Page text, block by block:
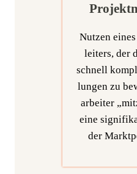
Nut­zen
lei­ters, der
schnell
lun­gen zu
ar­bei­ter
eine
der